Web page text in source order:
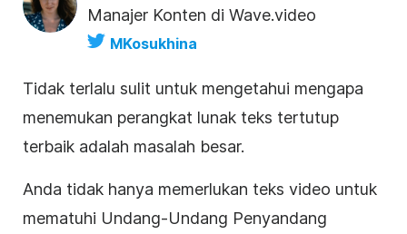
Manajer Konten di Wave.video
MKosukhina
Tidak terlalu sulit untuk mengetahui mengapa
menemukan perangkat lunak teks tertutup
terbaik adalah masalah besar.
Anda tidak hanya memerlukan teks video untuk
mematuhi Undang-Undang Penyandang